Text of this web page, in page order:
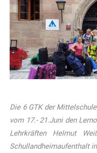
Die 6 GTK der
vom 17.- 21.Juni den
Lehrkräften Helmut
Schullandheimaufenthalt